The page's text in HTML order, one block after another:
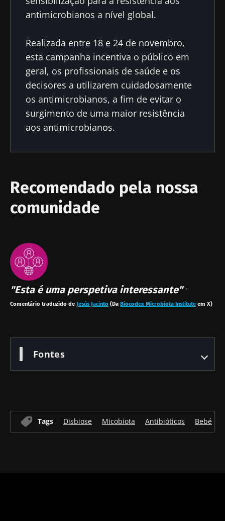
antimicrobianos a nível global.
Realizada entre 18 e 24 de novembro,
esta campanha incentiva o público em
geral, os profissionais de saúde e os
decisores a utilizarem cuidadosamente
os antimicrobianos, a fim de evitar o
surgimento de uma maior resistência
aos antimicrobianos.
Recomendado pela nossa
comunidade
"Esta é uma perspetiva interessante" -
Comentário traduzido de Jesús Jacinto (Da Biocodex Microbiota Institute em X)
Fontes
Tags Disbiose Micobiota Antibióticos Bebé